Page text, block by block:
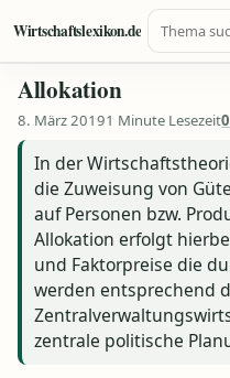
Zum Inhalt springen
Wirtschaftslexikon.de
Suche
Allokation
8. März 20191 Minute Lesezeit
In der
die Zuweisung von
auf Personen bzw.
Allokation erfolgt
und Faktorpreise die
werden entsprechend
zentrale politische